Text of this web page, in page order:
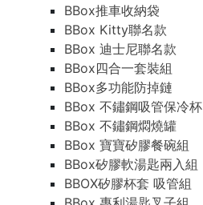
BBox推車收納袋
BBox Kitty聯名款
BBox 迪士尼聯名款
BBox四合一套裝組
BBox多功能防掉鏈
BBox 不鏽鋼吸管保冷杯
BBox 不鏽鋼燜燒罐
BBox 寶寶矽膠餐碗組
BBox矽膠軟湯匙兩入組
BBOX矽膠杯套 吸管組